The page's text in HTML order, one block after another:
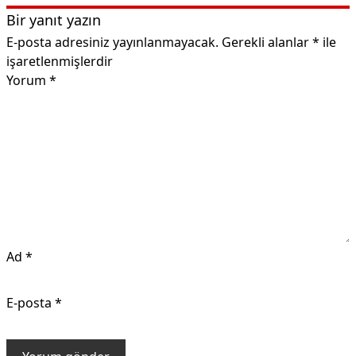
Bir yanıt yazın
E-posta adresiniz yayınlanmayacak. Gerekli alanlar* ile
işaretlenmişlerdir
Yorum *
Ad *
E-posta *